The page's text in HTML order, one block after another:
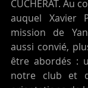
CUCHERAT. Au
auquel Xavier
mission de
aussi convié,
être abordés :
notre club et